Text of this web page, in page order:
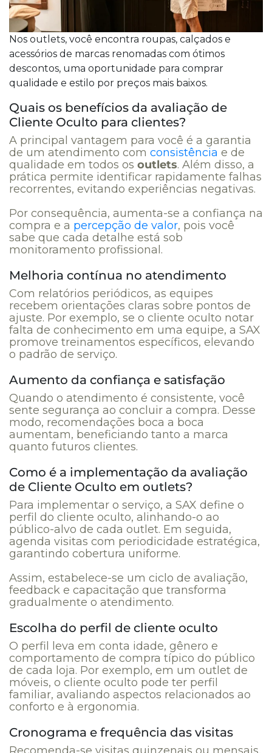
Nos outlets, você encontra roupas, calçados e
acessórios de marcas renomadas com ótimos
descontos, uma oportunidade para comprar
qualidade e estilo por preços mais baixos.
Quais os benefícios da avaliação de
Cliente Oculto para clientes?
A principal vantagem para você é a garantia
de um atendimento com consistência e de
qualidade em todos os outlets. Além disso, a
prática permite identificar rapidamente falhas
recorrentes, evitando experiências negativas.
Por consequência, aumenta-se a confiança na
compra e a percepção de valor, pois você
sabe que cada detalhe está sob
monitoramento profissional.
Melhoria contínua no atendimento
Com relatórios periódicos, as equipes
recebem orientações claras sobre pontos de
ajuste. Por exemplo, se o cliente oculto notar
falta de conhecimento em uma equipe, a SAX
promove treinamentos específicos, elevando
o padrão de serviço.
Aumento da confiança e satisfação
Quando o atendimento é consistente, você
sente segurança ao concluir a compra. Desse
modo, recomendações boca a boca
aumentam, beneficiando tanto a marca
quanto futuros clientes.
Como é a implementação da avaliação
de Cliente Oculto em outlets?
Para implementar o serviço, a SAX define o
perfil do cliente oculto, alinhando-o ao
público-alvo de cada outlet. Em seguida,
agenda visitas com periodicidade estratégica,
garantindo cobertura uniforme.
Assim, estabelece-se um ciclo de avaliação,
feedback e capacitação que transforma
gradualmente o atendimento.
Escolha do perfil de cliente oculto
O perfil leva em conta idade, gênero e
comportamento de compra típico do público
de cada loja. Por exemplo, em um outlet de
móveis, o cliente oculto pode ter perfil
familiar, avaliando aspectos relacionados ao
conforto e à ergonomia.
Cronograma e frequência das visitas